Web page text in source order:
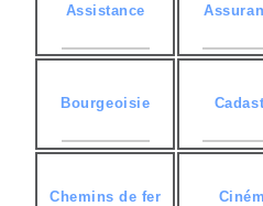
Assistance
Bourgeoisie
Chemins de fer